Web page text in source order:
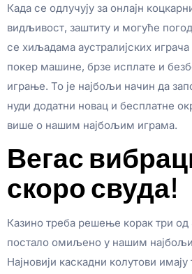
Када се одлучују за онлајн
видљивост, заштиту и могуће
се хиљадама аустралијских играча
покер машине, брзе исплате и
играње. То је најбољи начин да
нуди додатни новац и бесплатне
више о нашим најбољим играма.
Вегас
скоро свуда!
Казино треба решење корак три од
постало омиљено у нашим
Најновији каскадни колутови